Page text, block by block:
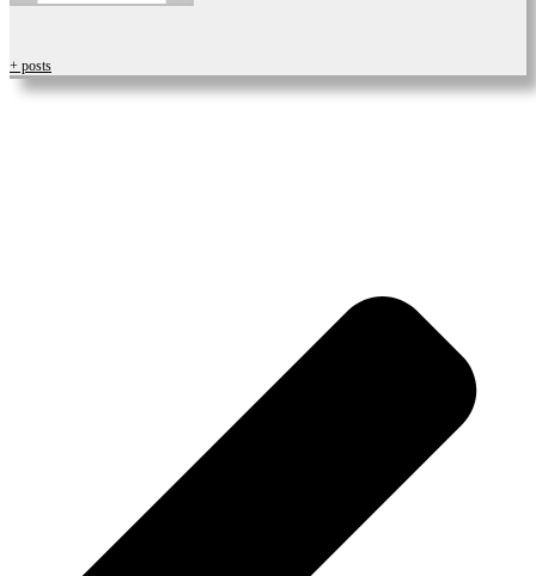
+ posts